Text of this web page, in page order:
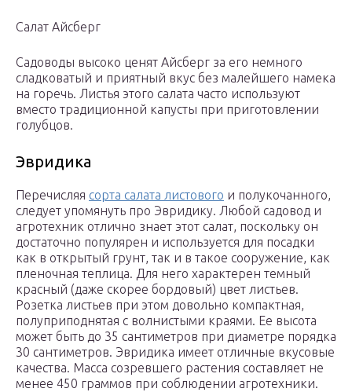
Салат Айсберг
Садоводы высоко ценят Айсберг за его немного
сладковатый и приятный вкус без малейшего намека
на горечь. Листья этого салата часто используют
вместо традиционной капусты при приготовлении
голубцов.
Эвридика
Перечисляя сорта салата листового и полукочанного,
следует упомянуть про Эвридику. Любой садовод и
агротехник отлично знает этот cалат, поскольку он
достаточно популярен и используется для посадки
как в открытый грунт, так и в такое сооружение, как
пленочная теплица. Для него характерен темный
красный (даже скорее бордовый) цвет листьев.
Розетка листьев при этом довольно компактная,
полуприподнятая с волнистыми краями. Ее высота
может быть до 35 сантиметров при диаметре порядка
30 сантиметров. Эвридика имеет отличные вкусовые
качества. Масса созревшего растения составляет не
менее 450 граммов при соблюдении агротехники.